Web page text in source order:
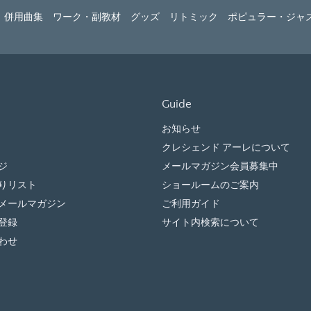
併用曲集 ワーク・副教材 グッズ リトミック ポピュラー・ジャ
リスト
ールマガジン
録
せ
Guide
お知らせ
クレシェンド アーレについて
メールマガジン会員募集中
ショールームのご案内
ご利用ガイド
サイト内検索について